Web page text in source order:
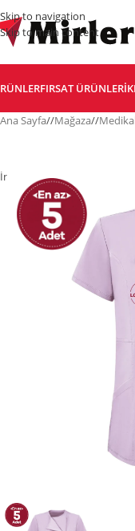
Skip to navigation
Skip to main content
FIRSAT ÜRÜNLERI
Ana Sayfa/ Mağaza/
İndirim